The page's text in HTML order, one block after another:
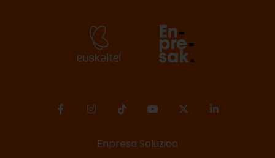
Enpresa Soluzioa